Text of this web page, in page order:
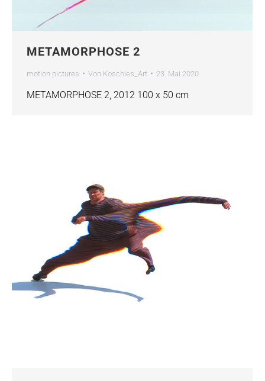
METAMORPHOSE 2
motion pictures Von Koschies_Art 23. Mai 2020
METAMORPHOSE 2, 2012 100 x 50 cm